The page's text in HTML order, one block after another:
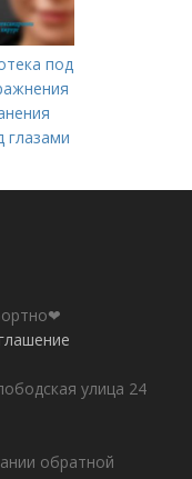
под
глазами
улица 24
обратной